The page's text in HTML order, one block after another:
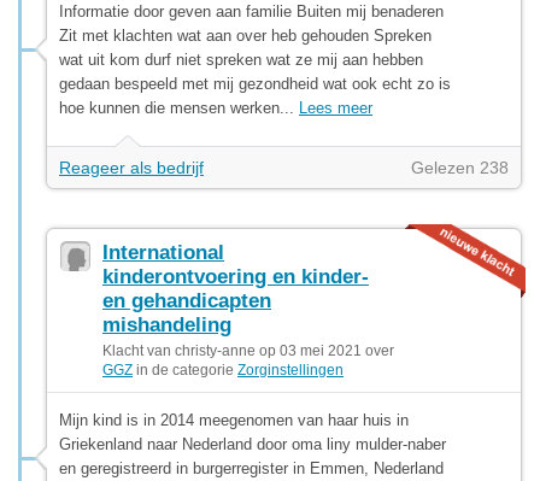
Informatie door geven aan familie Buiten mij benaderen
Zit met klachten wat aan over heb gehouden Spreken
wat uit kom durf niet spreken wat ze mij aan hebben
gedaan bespeeld met mij gezondheid wat ook echt zo is
hoe kunnen die mensen werken... Lees meer
Reageer als bedrijf Gelezen 238
International
kinderontvoering en kinder-
en gehandicapten
mishandeling
Klacht van christy-anne op 03 mei 2021 over
GGZ in de categorie Zorginstellingen
Mijn kind is in 2014 meegenomen van haar huis in
Griekenland naar Nederland door oma liny mulder-naber
en geregistreerd in burgerregister in Emmen, Nederland